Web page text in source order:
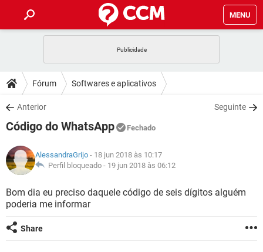
MENU
CELULAR FACEBOOK
OUTLOOK
INSTAGRAM GMAIL
GUIA DE COMPRAS
DICAS
JOGOS WHATSAPP
INSTAGRAM GMAIL
GUIA DE COMPRAS
DOWNLOADS
JOGOS WHATSAPP
CELULAR
OUTLOOK EXCEL
INSTAGRAM GMAIL
GUIA DE COMPRAS
FÓRUM
JOGOS WHATSAPP
CELULAR
OUTLOOK EXCEL
GLOSSÁRIO
JOGOS WHATSAPP
CELULAR
OUTLOOK
Fórum Softwares e aplicativos
Anterior Seguinte
Código do WhatsApp Fechado
AlessandraGrijo - 18 jun 2018 às 10:17
Perfil bloqueado - 19 jun 2018 às 06:12
Bom dia eu preciso daquele código de seis dígitos alguém
poderia me informar
Share